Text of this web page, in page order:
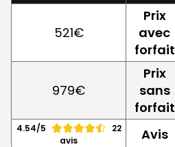
521€
Prix
avec
forfait
979€
Prix
sans
forfait
4.54/5
22
avis
Avis